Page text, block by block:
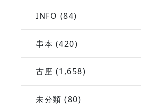
INFO (84)
串本 (420)
古座 (1,658)
未分類 (80)